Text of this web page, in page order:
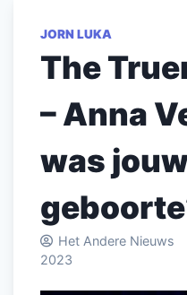
JORN LUKA
The
– Anna
was
Het Andere Nieuws
2023